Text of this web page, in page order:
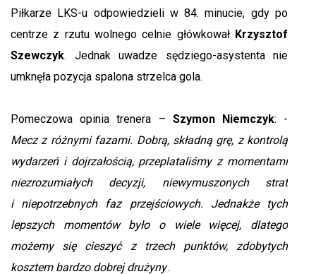
Piłkarze LKS-u odpowiedzieli w 84. minucie, gdy po
centrze z rzutu wolnego celnie główkował Krzysztof
Szewczyk. Jednak uwadze sędziego-asystenta nie
umknęła pozycja spalona strzelca gola.
Pomeczowa opinia trenera – Szymon Niemczyk: -
Mecz z różnymi fazami. Dobrą, składną grę, z kontrolą
wydarzeń i dojrzałością, przeplataliśmy z momentami
niezrozumiałych decyzji, niewymuszonych strat
i niepotrzebnych faz przejściowych. Jednakże tych
lepszych momentów było o wiele więcej, dlatego
możemy się cieszyć z trzech punktów, zdobytych
kosztem bardzo dobrej drużyny.